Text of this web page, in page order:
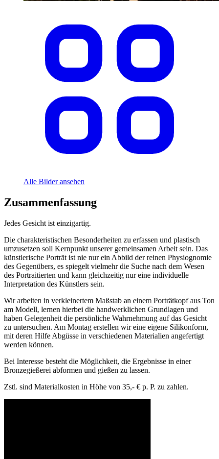
Alle Bilder ansehen
Zusammenfassung
Jedes Gesicht ist einzigartig.
Die charakteristischen Besonderheiten zu erfassen und plastisch
umzusetzen soll Kernpunkt unserer gemeinsamen Arbeit sein. Das
künstlerische Porträt ist nie nur ein Abbild der reinen Physiognomie
des Gegenübers, es spiegelt vielmehr die Suche nach dem Wesen
des Portraitierten und kann gleichzeitig nur eine individuelle
Interpretation des Künstlers sein.
Wir arbeiten in verkleinertem Maßstab an einem Porträtkopf aus Ton
am Modell, lernen hierbei die handwerklichen Grundlagen und
haben Gelegenheit die persönliche Wahrnehmung auf das Gesicht
zu untersuchen. Am Montag erstellen wir eine eigene Silikonform,
mit deren Hilfe Abgüsse in verschiedenen Materialien angefertigt
werden können.
Bei Interesse besteht die Möglichkeit, die Ergebnisse in einer
Bronzegießerei abformen und gießen zu lassen.
Zstl. sind Materialkosten in Höhe von 35,- € p. P. zu zahlen.